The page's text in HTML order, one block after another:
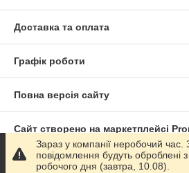
Доставка та оплата
Графік роботи
Повна версія сайту
Сайт створено на маркетплейсі
Політика конфіденційності
Зараз у компанії неробочий час.
повідомлення будуть оброблені
робочого дня (завтра, 10.08).